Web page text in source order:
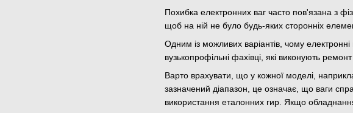
Похибка електронних ваг часто пов'язана з
щоб на ній не було будь-яких сторонніх
Одним із можливих варіантів, чому
вузькопрофільні фахівці, які виконують
Варто врахувати, що у кожної моделі,
зазначений діапазон, це означає, що ваги
використання еталонних гир. Якщо